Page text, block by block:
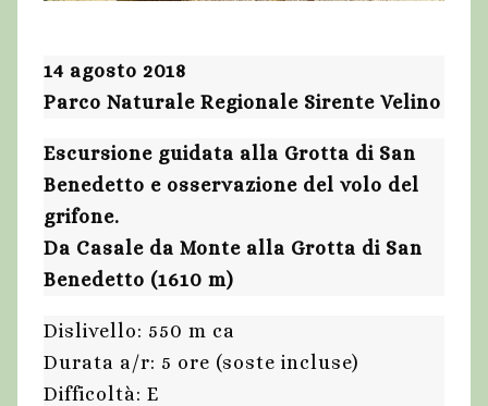
14 agosto 2018
Parco Naturale Regionale Sirente Velino
Escursione guidata alla Grotta di San
Benedetto e osservazione del volo del
grifone.
Da Casale da Monte alla Grotta di San
Benedetto (1610 m)
Dislivello: 550 m ca
Durata a/r: 5 ore (soste incluse)
Difficoltà: E